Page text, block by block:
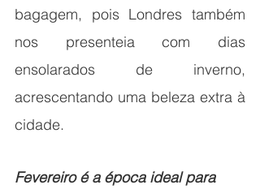
bagagem, pois Londres também
nos presenteia com dias
ensolarados de inverno,
acrescentando uma beleza extra à
cidade.
Fevereiro é a época ideal para